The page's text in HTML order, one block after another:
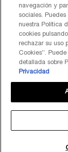
navegación y
sociales.
nuestra Política
cookies
rechazar su uso
Cookies”.
detallada sobre
Privacidad